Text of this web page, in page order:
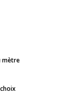
mètre